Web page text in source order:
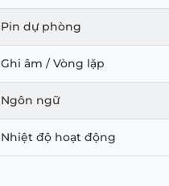
Pin dự phòng
Ghi âm / Vòng lặp
Ngôn ngữ
Nhiệt độ hoạt động